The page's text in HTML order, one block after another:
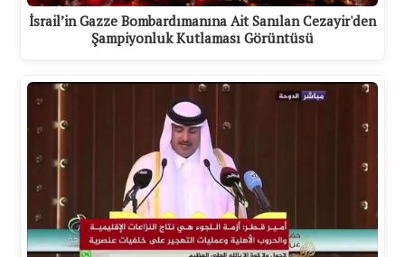
İsrail’in Gazze Bombardımanına Ait Sanılan Cezayir'den
Şampiyonluk Kutlaması Görüntüsü